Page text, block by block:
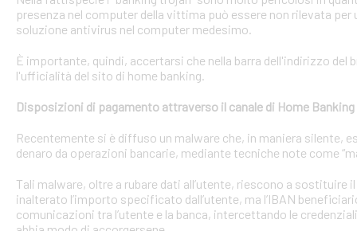
presenza nel computer della vittima può essere non rilevata
soluzione antivirus nel computer medesimo.
È importante, quindi, accertarsi che nella barra dell'indirizzo
l'ufficialità del sito di home banking.
Disposizioni di pagamento attraverso il canale di Home Banking
Recentemente si è diffuso un malware che, in maniera silente,
denaro da operazioni bancarie, mediante tecniche note come
Tali malware, oltre a rubare dati all’utente, riescono a
inalterato l’importo specificato dall’utente, ma l’IBAN
comunicazioni tra l’utente e la banca, intercettando le